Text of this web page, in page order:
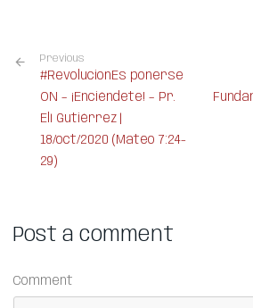
Previous
#RevolucionEs ponerse
ON – ¡Enciéndete! – Pr.
Elí Gutiérrez |
18/oct/2020 (Mateo 7:24-
29)
Post a comment
Comment